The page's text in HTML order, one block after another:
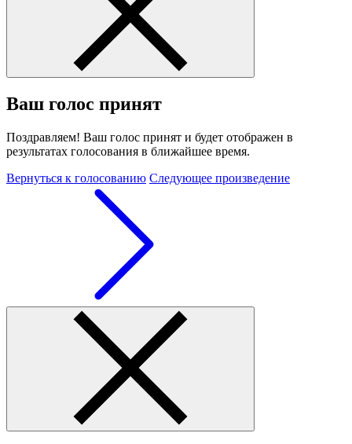
Ваш голос принят
Поздравляем! Ваш голос принят и будет отображен в
результатах голосования в ближайшее время.
Вернуться к голосованию Следующее произведение